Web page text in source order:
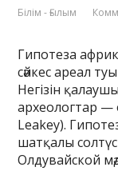
Білім - Ғылым
Гипотеза
сәйкес ареал
Негізін
археологтар —
Leakey).
шатқалы
Олдувайской